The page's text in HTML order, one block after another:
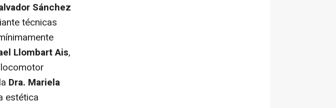
Sánchez
técnicas
Llombart Ais,
Dra. Mariela
estética